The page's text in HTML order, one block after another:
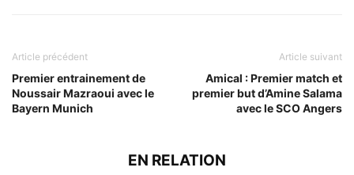
Article précédent
Premier entrainement de
Noussair Mazraoui avec le
Bayern Munich
Article suivant
Amical : Premier match et
premier but d’Amine Salama
avec le SCO Angers
EN RELATION